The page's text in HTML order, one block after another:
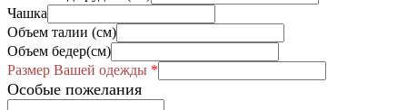
Чашка
Объем талии (см)
Объем бедер(см)
Размер Вашей одежды *
Особые пожелания